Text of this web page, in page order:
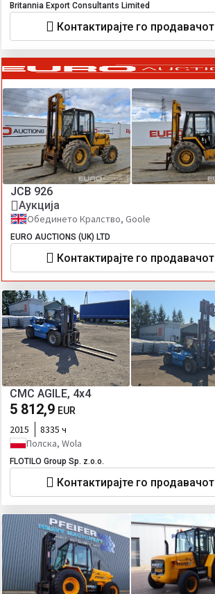
Britannia Export Consultants Limited
Контактирајте го продавачот
JCB 926
Аукција
Обединето Кралство, Goole
EURO AUCTIONS (UK) LTD
Контактирајте го продавачот
CMC AGILE, 4x4
5 812,9 EUR
2015
8335 ч
Полска, Wola
FLOTILO Group Sp. z.o.o.
Контактирајте го продавачот